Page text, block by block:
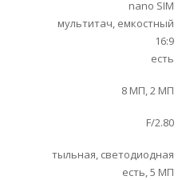
nano SIM
мультитач, емкостный
16:9
есть
8 МП, 2 МП
F/2.80
тыльная, светодиодная
есть, 5 МП